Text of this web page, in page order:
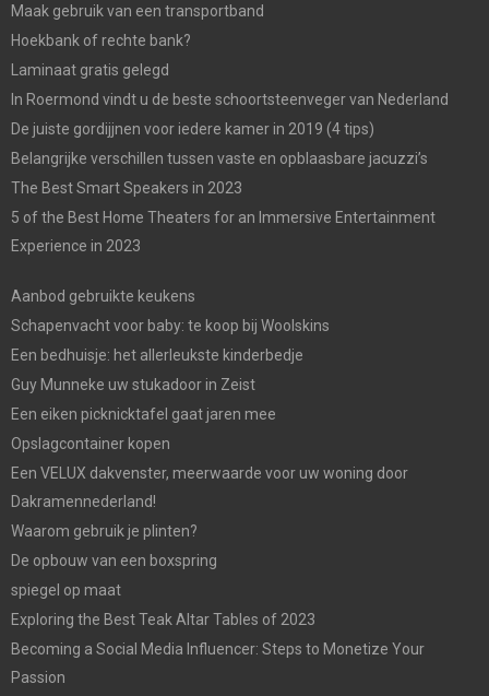
Maak gebruik van een transportband
Hoekbank of rechte bank?
Laminaat gratis gelegd
In Roermond vindt u de beste schoortsteenveger van Nederland
De juiste gordijjnen voor iedere kamer in 2019 (4 tips)
Belangrijke verschillen tussen vaste en opblaasbare jacuzzi’s
The Best Smart Speakers in 2023
5 of the Best Home Theaters for an Immersive Entertainment
Experience in 2023
Aanbod gebruikte keukens
Schapenvacht voor baby: te koop bij Woolskins
Een bedhuisje: het allerleukste kinderbedje
Guy Munneke uw stukadoor in Zeist
Een eiken picknicktafel gaat jaren mee
Opslagcontainer kopen
Een VELUX dakvenster, meerwaarde voor uw woning door
Dakramennederland!
Waarom gebruik je plinten?
De opbouw van een boxspring
spiegel op maat
Exploring the Best Teak Altar Tables of 2023
Becoming a Social Media Influencer: Steps to Monetize Your
Passion